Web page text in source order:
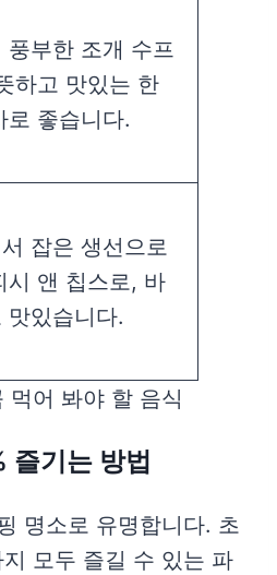
풍부한 조개 수프
하고 맛있는 한
로 좋습니다.
잡은 생선으로
시 앤 칩스로, 바
맛있습니다.
먹어 봐야 할 음식
즐기는 방법
명소로 유명합니다. 초
모두 즐길 수 있는 파